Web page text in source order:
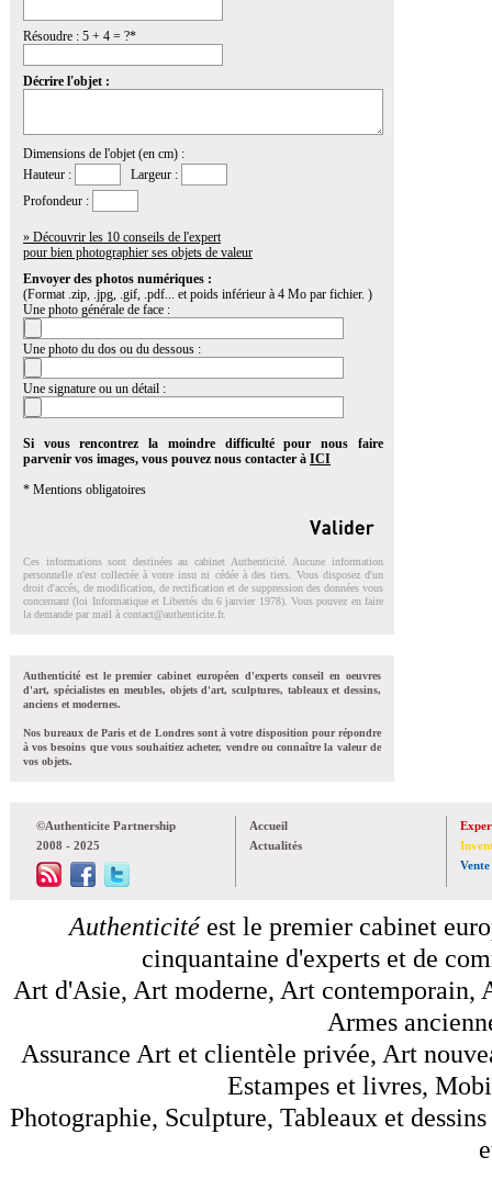
Résoudre : 5 + 4 = ?*
Décrire l'objet :
Dimensions de l'objet (en cm) :
Hauteur :
Largeur :
Profondeur :
» Découvrir les 10 conseils de l'expert
pour bien photographier ses objets de valeur
Envoyer des photos numériques :
(Format .zip, .jpg, .gif, .pdf... et poids inférieur à 4 Mo par fichier. )
Une photo générale de face :
Une photo du dos ou du dessous :
Une signature ou un détail :
Si vous rencontrez la moindre difficulté pour nous faire
parvenir vos images, vous pouvez nous contacter à ICI
* Mentions obligatoires
Ces informations sont destinées au cabinet Authenticité. Aucune information
personnelle n'est collectée à votre insu ni cédée à des tiers. Vous disposez d'un
droit d'accés, de modification, de rectification et de suppression des données vous
concernant (loi Informatique et Libertés du 6 janvier 1978). Vous pouvez en faire
la demande par mail à contact@authenticite.fr.
Authenticité est le premier cabinet européen d'experts conseil en oeuvres
d'art, spécialistes en meubles, objets d'art, sculptures, tableaux et dessins,
anciens et modernes.
Nos bureaux de Paris et de Londres sont à votre disposition pour répondre
à vos besoins que vous souhaitiez acheter, vendre ou connaître la valeur de
vos objets.
©Authenticite Partnership
2008 - 2025
Accueil
Actualités
Vente
Authenticitéest le premier cabinet
cinquantaine d'experts et de
Art d'Asie, Art moderne, Art contemporain,
Armes
Assurance Art et clientèle privée, Art
Estampes et livres,
Photographie, Sculpture, Tableaux et